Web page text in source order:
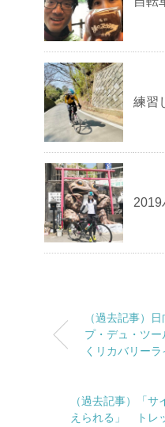
練習
2019
（過去記事）
プ・デュ・ツ
くリカバリー
（過去記事）「
えられる」 トレ